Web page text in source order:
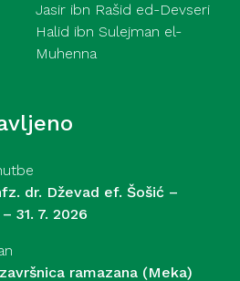
Jasir ibn Rašid ed-Devseri
Halid ibn Sulejman el-
Muhenna
dr. Dževad ef. Šošić –
31. 7. 2026
ramazana (Meka)